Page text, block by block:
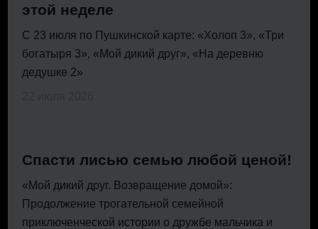
этой неделе
С 23 июля по Пушкинской карте: «Холоп 3», «Три
богатыря 3», «Мой дикий друг», «На деревню
дедушке 2»
Спасти лисью семью любой ценой!
«Мой дикий друг. Возвращение домой»:
Продолжение трогательной семейной
приключенческой истории о дружбе мальчика и